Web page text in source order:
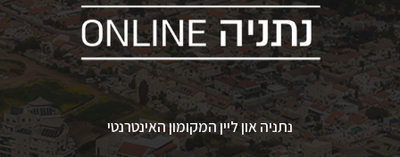
נתניה און ליין המקומון האינטרנטי